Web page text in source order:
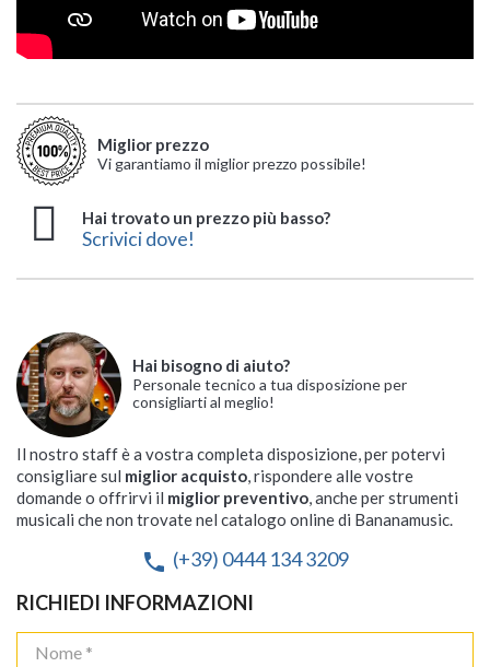
Miglior prezzo
Vi garantiamo il miglior prezzo possibile!
Hai trovato un prezzo più basso?
Scrivici dove!
Hai bisogno di aiuto?
Personale tecnico a tua disposizione per
consigliarti al meglio!
Il nostro staff è a vostra completa disposizione, per potervi
consigliare sul miglior acquisto, rispondere alle vostre
domande o offrirvi il miglior preventivo, anche per strumenti
musicali che non trovate nel catalogo online di Bananamusic.
phone (+39) 0444 134 3209
RICHIEDI INFORMAZIONI